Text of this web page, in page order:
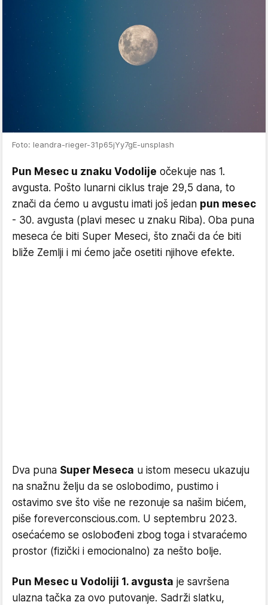
Foto: leandra-rieger-31p65jYy7gE-unsplash
Pun Mesec u znaku Vodolije očekuje nas 1.
avgusta. Pošto lunarni ciklus traje 29,5 dana, to
znači da ćemo u avgustu imati još jedan pun mesec
- 30. avgusta (plavi mesec u znaku Riba). Oba puna
meseca će biti Super Meseci, što znači da će biti
bliže Zemlji i mi ćemo jače osetiti njihove efekte.
Dva puna Super Meseca u istom mesecu ukazuju
na snažnu želju da se oslobodimo, pustimo i
ostavimo sve što više ne rezonuje sa našim bićem,
piše foreverconscious.com. U septembru 2023.
osećaćemo se oslobođeni zbog toga i stvaraćemo
prostor (fizički i emocionalno) za nešto bolje.
Pun Mesec u Vodoliji 1. avgusta je savršena
ulazna tačka za ovo putovanje. Sadrži slatku,